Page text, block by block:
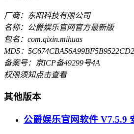
厂商：东阳科技有限公司
名称：公爵娱乐官网官方最新版
包名：com.qixin.mihuas
MD5：
备案号：京ICP备49299号4A
权限须知点击查看
其他版本
公爵娱乐官网软件 V7.5.9